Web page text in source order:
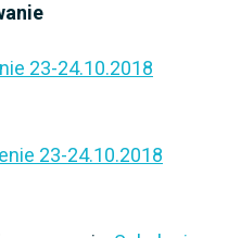
23-24.10.2018
23-24.10.2018